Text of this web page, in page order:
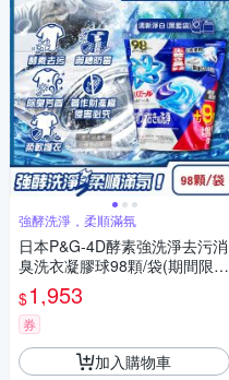
強酵洗淨，柔順滿氛
日本P&G-4D酵素強洗淨去污消
臭洗衣凝膠球98顆/袋(期間限定
增量版, Ariel室內晾曬洗衣槽防
霉,Bold持香柔順抗褶皺,不挑機
型洗衣膠囊補充包)
$1,953
券
加入購物車